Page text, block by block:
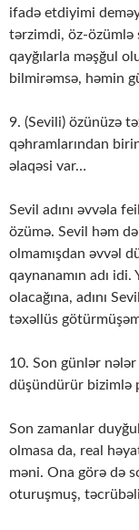
ifadə etdiyimi
tərzimdi, öz-özümlə
qayğılarla məşğul
bilmirəmsə, həmin
9. (Sevili) özünüzə
qəhramlarından
əlaqəsi var…
Sevil adını əvvəla
özümə. Sevil həm də
olmamışdan əvvəl
qaynanamın adı idi.
olacağına, adını
təxəllüs
10. Son günlər nələr
düşündürür bizimlə
Son zamanlar
olmasa da, real
məni. Ona görə də
oturuşmuş, təcrübəli